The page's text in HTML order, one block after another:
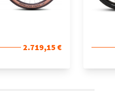
2.719,15 €